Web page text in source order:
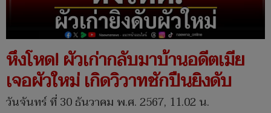
หึงโหด! ผัวเก่ากลับมาบ้านอดีตเมีย
เจอผัวใหม่ เกิดวิวาทชักปืนยิงดับ
วันจันทร์ ที่ 30 ธันวาคม พ.ศ. 2567, 11.02 น.